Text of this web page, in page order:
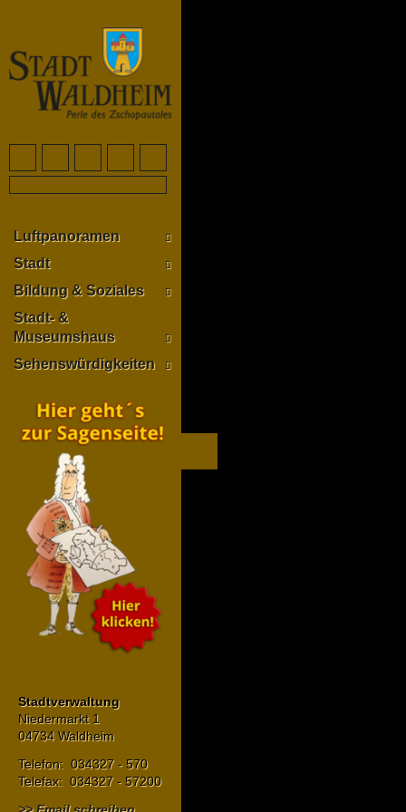
Luftpanoramen
Stadt
Bildung & Soziales
Stadt- &
Museumshaus
Sehenswürdigkeiten
Stadtverwaltung
Niedermarkt 1
04734 Waldheim
Telefon: 034327 - 570
Telefax: 034327 - 57200
>> Email schreiben